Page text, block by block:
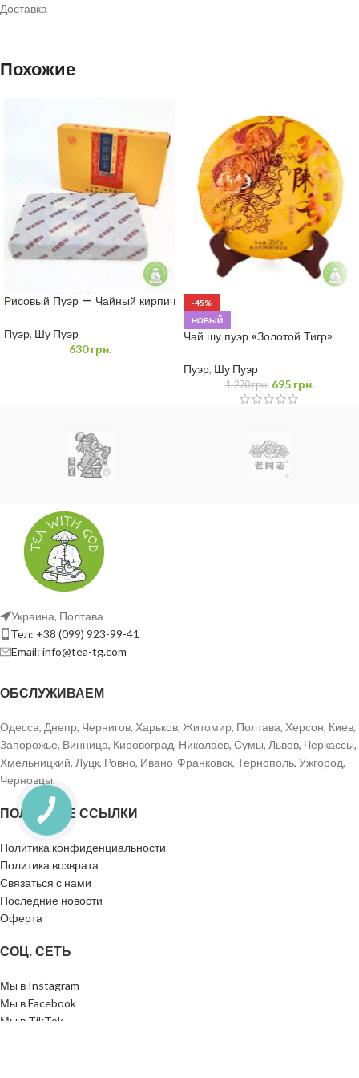
Доставка
Похожие
Рисовый Пуэр — Чайный кирпич
Пуэр, Шу Пуэр
630грн.
-45%
НОВЫЙ
Чай шу пуэр «Золотой Тигр»
Пуэр, Шу Пуэр
1,270грн. 695грн.
Украина, Полтава
Тел: +38 (099) 923-99-41
Email: info@tea-tg.com
ОБСЛУЖИВАЕМ
Одесса, Днепр, Чернигов, Харьков, Житомир, Полтава, Херсон, Киев,
Запорожье, Винница, Кировоград, Николаев, Сумы, Львов, Черкассы,
Хмельницкий, Луцк, Ровно, Ивано-Франковск, Тернополь, Ужгород,
Черновцы.
ПОЛЕЗНЫЕ ССЫЛКИ
Политика конфиденциальности
Политика возврата
Связаться с нами
Последние новости
Оферта
СОЦ. СЕТЬ
Мы в Instagram
Мы в Facebook
Мы в TikTok